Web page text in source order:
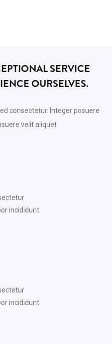
SERVICE
OURSELVES.
consectetur. Integer posuere
velit aliquet
incididunt
incididunt